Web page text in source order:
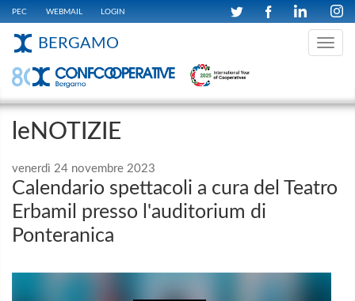
PEC WEBMAIL LOGIN
Toggle
BERGAMO
leNOTIZIE
venerdì 24 novembre 2023
Calendario spettacoli a cura del Teatro
Erbamil presso l'auditorium di
Ponteranica